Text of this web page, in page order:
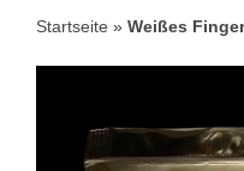
Startseite » Weißes